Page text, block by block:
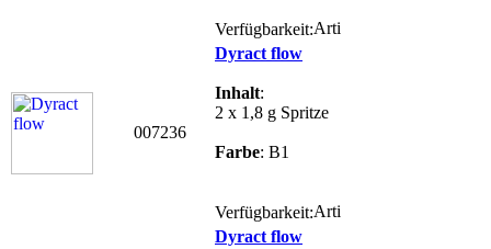
Verfügbarkeit:
007236
Dyract flow
Inhalt:
2 x 1,8 g Spritze
Farbe: B1
Verfügbarkeit:
Dyract flow